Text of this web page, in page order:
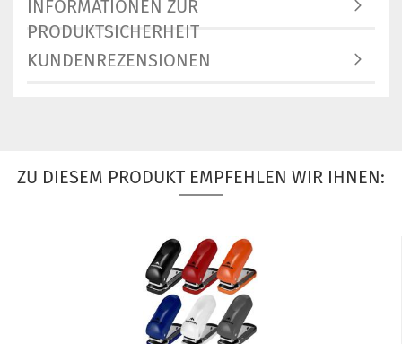
INFORMATIONEN ZUR
PRODUKTSICHERHEIT
KUNDENREZENSIONEN
ZU DIESEM PRODUKT EMPFEHLEN WIR IHNEN: